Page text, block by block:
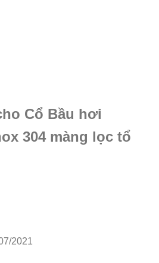
Cổ Bầu hơi
304 màng lọc tổ
2021